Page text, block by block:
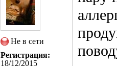
Не в сети
Регистрация:
18/12/2015